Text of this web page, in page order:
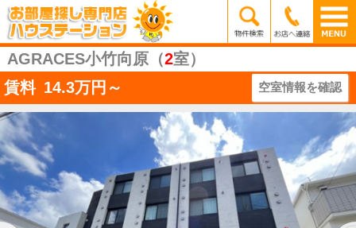
AGRACES小竹向原（2室）
賃料 14.3万円～ 空室情報を確認